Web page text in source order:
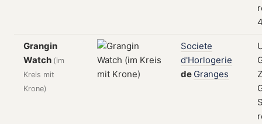
Grangin
Watch (im
Kreis mit
Krone)
Societe
d'Horlogerie
de Granges